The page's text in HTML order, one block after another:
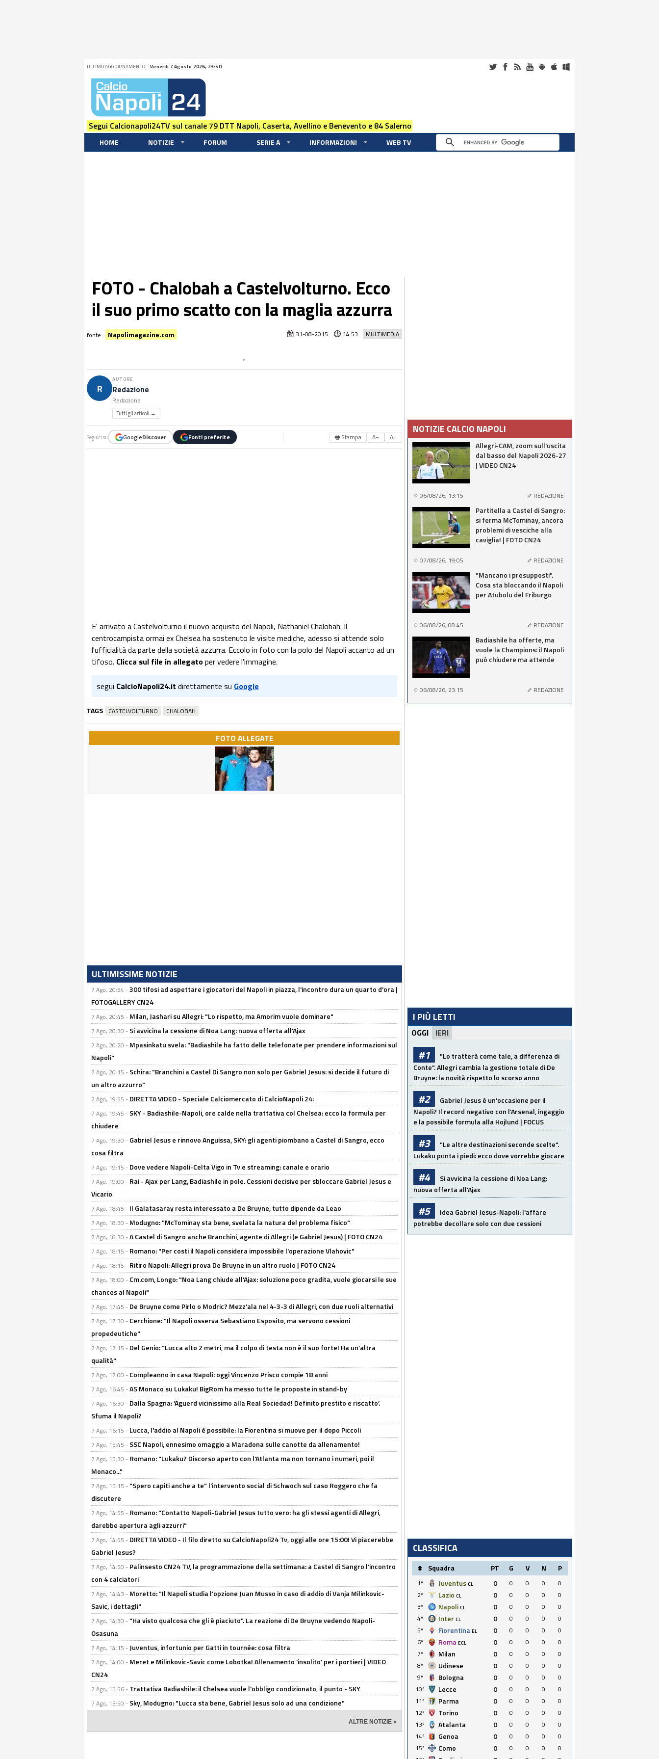
ULTIMO AGGIORNAMENTO: Venerdi 7 Agosto 2026, 23:50
Segui Calcionapoli24TV sul canale 79 DTT Napoli, Caserta, Avellino e Benevento e 84 Salerno
HOME NOTIZIE FORUM SERIE A INFORMAZIONI WEB TV
FOTO - Chalobah a Castelvolturno. Ecco
il suo primo scatto con la maglia azzurra
MULTIMEDIA
31-08-2015 14:53
fonte : Napolimagazine.com
R
AUTORE
Redazione
Redazione
Tutti gli articoli →
Seguici su GoogleDiscover Fonti preferite 🖶 Stampa A− A+
E' arrivato a Castelvolturno il nuovo acquisto del Napoli, Nathaniel Chalobah. Il
centrocampista ormai ex Chelsea ha sostenuto le visite mediche, adesso si attende solo
l'ufficialità da parte della società azzurra. Eccolo in foto con la polo del Napoli accanto ad un
tifoso. Clicca sul file in allegatoper vedere l'immagine.
segui CalcioNapoli24.it direttamente su Google
TAGS CASTELVOLTURNO CHALOBAH
FOTO ALLEGATE
ULTIMISSIME NOTIZIE
7 Ago, 20:54 -300 tifosi ad aspettare i giocatori del Napoli in piazza, l'incontro dura un quarto d'ora |
FOTOGALLERY CN24
7 Ago, 20:45 - Milan, Jashari su Allegri: "Lo rispetto, ma Amorim vuole dominare"
7 Ago, 20:30 - Si avvicina la cessione di Noa Lang: nuova offerta all'Ajax
7 Ago, 20:20 - Mpasinkatu svela: "Badiashile ha fatto delle telefonate per prendere informazioni sul
Napoli"
7 Ago, 20:15 - Schira: "Branchini a Castel Di Sangro non solo per Gabriel Jesus: si decide il futuro di
un altro azzurro"
7 Ago, 19:55 - DIRETTA VIDEO - Speciale Calciomercato di CalcioNapoli 24:
7 Ago, 19:45 - SKY - Badiashile-Napoli, ore calde nella trattativa col Chelsea: ecco la formula per
chiudere
7 Ago, 19:30 - Gabriel Jesus e rinnovo Anguissa, SKY: gli agenti piombano a Castel di Sangro, ecco
cosa filtra
7 Ago, 19:15 - Dove vedere Napoli-Celta Vigo in Tv e streaming: canale e orario
7 Ago, 19:00 - Rai - Ajax per Lang, Badiashile in pole. Cessioni decisive per sbloccare Gabriel Jesus e
Vicario
7 Ago, 18:45 - Il Galatasaray resta interessato a De Bruyne, tutto dipende da Leao
7 Ago, 18:30 - Modugno: "McTominay sta bene, svelata la natura del problema fisico"
7 Ago, 18:30 -A Castel di Sangro anche Branchini, agente di Allegri (e Gabriel Jesus) | FOTO CN24
7 Ago, 18:15 - Romano: "Per costi il Napoli considera impossibile l'operazione Vlahovic"
7 Ago, 18:15 - Ritiro Napoli: Allegri prova De Bruyne in un altro ruolo | FOTO CN24
7 Ago, 18:00 - Cm.com, Longo: "Noa Lang chiude all'Ajax: soluzione poco gradita, vuole giocarsi le sue
chances al Napoli"
7 Ago, 17:45 - De Bruyne come Pirlo o Modric? Mezz'ala nel 4-3-3 di Allegri, con due ruoli alternativi
7 Ago, 17:30 - Cerchione: "Il Napoli osserva Sebastiano Esposito, ma servono cessioni
propedeutiche"
7 Ago, 17:15 - Del Genio: "Lucca alto 2 metri, ma il colpo di testa non è il suo forte! Ha un'altra
qualità"
7 Ago, 17:00 - Compleanno in casa Napoli: oggi Vincenzo Prisco compie 18 anni
7 Ago, 16:45 -AS Monaco su Lukaku! BigRom ha messo tutte le proposte in stand-by
7 Ago, 16:30 - Dalla Spagna: ‘Aguerd vicinissimo alla Real Sociedad! Definito prestito e riscatto’.
Sfuma il Napoli?
7 Ago, 16:15 - Lucca, l'addio al Napoli è possibile: la Fiorentina si muove per il dopo Piccoli
7 Ago, 15:45 - SSC Napoli, ennesimo omaggio a Maradona sulle canotte da allenamento!
7 Ago, 15:30 - Romano: "Lukaku? Discorso aperto con l'Atlanta ma non tornano i numeri, poi il
Monaco..."
7 Ago, 15:15 - "Spero capiti anche a te" l'intervento social di Schwoch sul caso Roggero che fa
discutere
7 Ago, 14:55 - Romano: "Contatto Napoli-Gabriel Jesus tutto vero: ha gli stessi agenti di Allegri,
darebbe apertura agli azzurri"
7 Ago, 14:55 - DIRETTA VIDEO - Il filo diretto su CalcioNapoli24 Tv, oggi alle ore 15:00! Vi piacerebbe
Gabriel Jesus?
7 Ago, 14:50 - Palinsesto CN24 TV, la programmazione della settimana: a Castel di Sangro l'incontro
con 4 calciatori
7 Ago, 14:43 - Moretto: "Il Napoli studia l’opzione Juan Musso in caso di addio di Vanja Milinkovic-
Savic, i dettagli"
7 Ago, 14:30 - "Ha visto qualcosa che gli è piaciuto". La reazione di De Bruyne vedendo Napoli-
Osasuna
7 Ago, 14:15 - Juventus, infortunio per Gatti in tournée: cosa filtra
7 Ago, 14:00 - Meret e Milinkovic-Savic come Lobotka! Allenamento 'insolito' per i portieri | VIDEO
CN24
7 Ago, 13:56 - Trattativa Badiashile: il Chelsea vuole l'obbligo condizionato, il punto - SKY
7 Ago, 13:50 - Sky, Modugno: "Lucca sta bene, Gabriel Jesus solo ad una condizione"
ALTRE NOTIZIE »
NOTIZIE CALCIO NAPOLI
Allegri-CAM, zoom sull'uscita
dal basso del Napoli 2026-27
| VIDEO CN24
06/08/26, 13:15 REDAZIONE
Partitella a Castel di Sangro:
si ferma McTominay, ancora
problemi di vesciche alla
caviglia! | FOTO CN24
07/08/26, 19:05 REDAZIONE
"Mancano i presupposti".
Cosa sta bloccando il Napoli
per Atubolu del Friburgo
06/08/26, 08:45 REDAZIONE
Badiashile ha offerte, ma
vuole la Champions: il Napoli
può chiudere ma attende
06/08/26, 23:15 REDAZIONE
I PIÙ LETTI
OGGI IERI
#1
"Lo tratterà come tale, a differenza di
Conte". Allegri cambia la gestione totale di De
Bruyne: la novità rispetto lo scorso anno
#2
Gabriel Jesus è un'occasione per il
Napoli? Il record negativo con l'Arsenal, ingaggio
e la possibile formula alla Hojlund | FOCUS
#3
"Le altre destinazioni seconde scelte".
Lukaku punta i piedi: ecco dove vorrebbe giocare
#4
Si avvicina la cessione di Noa Lang:
nuova offerta all'Ajax
#5
Idea Gabriel Jesus-Napoli: l'affare
potrebbe decollare solo con due cessioni
CLASSIFICA
# Squadra PT G V N P
1º Juventus CL 0 0 0 0
0
2º
Lazio CL 0 0 0 0
0
3º
Napoli CL 0 0 0 0
0
4º
Inter CL 0 0 0 0
0
5º
Fiorentina EL 0 0 0 0
0
6º
Roma ECL 0 0 0 0
0
7º
Milan 0 0 0 0
0
8º
Udinese 0 0 0 0
0
9º
Bologna 0 0 0 0
0
10º
Lecce 0 0 0 0
0
11º
Parma 0 0 0 0
0
12º
Torino 0 0 0 0
0
13º
Atalanta 0 0 0 0
0
14º
Genoa 0 0 0 0
0
15º
Como 0 0 0 0
0